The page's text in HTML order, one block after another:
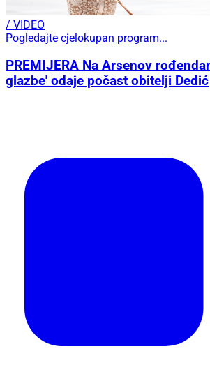
/ VIDEO
Pogledajte cjelokupan program...
PREMIJERA Na Arsenov
glazbe' odaje počast obitelji Dedić